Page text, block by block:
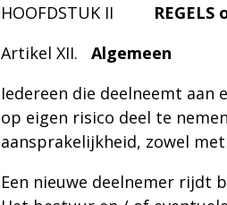
HOOFDSTUK II
REGELS
Artikel XII.
Algemeen
Iedereen die deelneemt aan
op eigen risico deel te
aansprakelijkheid, zowel
Een nieuwe deelnemer rijdt